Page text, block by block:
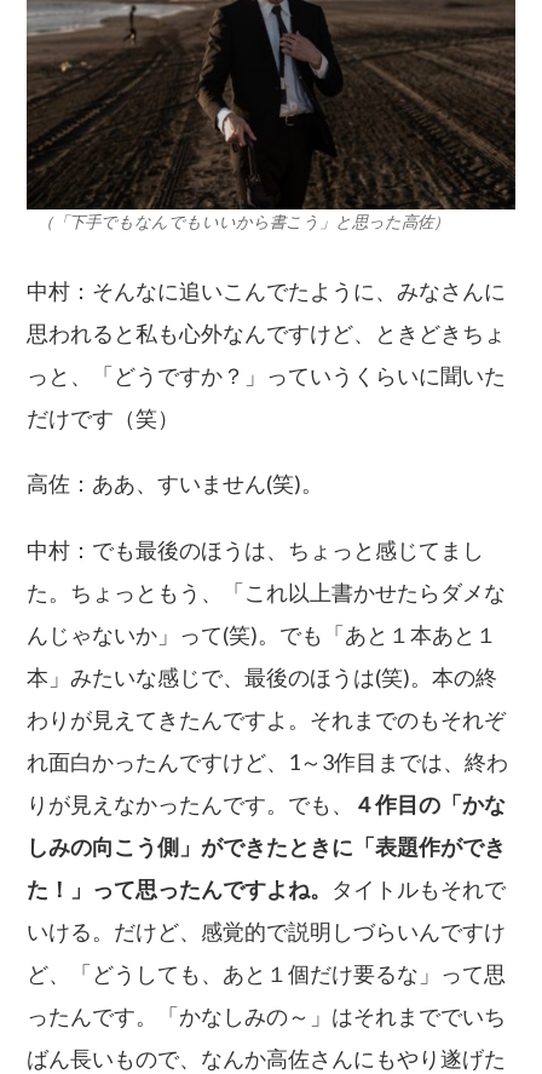
（「下手でもなんでもいいから書こう」と思った高佐）
中村：そんなに追いこんでたように、みなさんに
思われると私も心外なんですけど、ときどきちょ
っと、「どうですか？」っていうくらいに聞いた
だけです（笑）
高佐：ああ、すいません(笑)。
中村：でも最後のほうは、ちょっと感じてまし
た。ちょっともう、「これ以上書かせたらダメな
んじゃないか」って(笑)。でも「あと１本あと１
本」みたいな感じで、最後のほうは(笑)。本の終
わりが見えてきたんですよ。それまでのもそれぞ
れ面白かったんですけど、1～3作目までは、終わ
りが見えなかったんです。でも、
４作目の「かな
しみの向こう側」ができたときに「表題作ができ
た！」って思ったんですよね。 タイトルもそれで
いける。だけど、感覚的で説明しづらいんですけ
ど、「どうしても、あと１個だけ要るな」って思
ったんです。「かなしみの～」はそれまででいち
ばん長いもので、なんか高佐さんにもやり遂げた